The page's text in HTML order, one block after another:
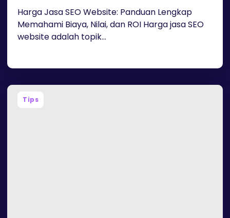
Harga Jasa SEO Website: Panduan Lengkap
Memahami Biaya, Nilai, dan ROI Harga jasa SEO
website adalah topik...
Tips